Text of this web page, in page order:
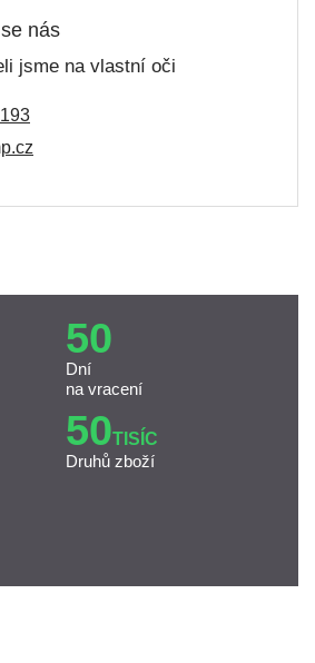
nás
jsme na vlastní oči
50
Dní
na vracení
50TISÍC
Druhů zboží